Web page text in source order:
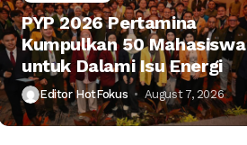
PYP 2026 Pertamina
Kumpulkan 50 Mahasiswa
untuk Dalami Isu Energi
Editor HotFokus August 7, 2026